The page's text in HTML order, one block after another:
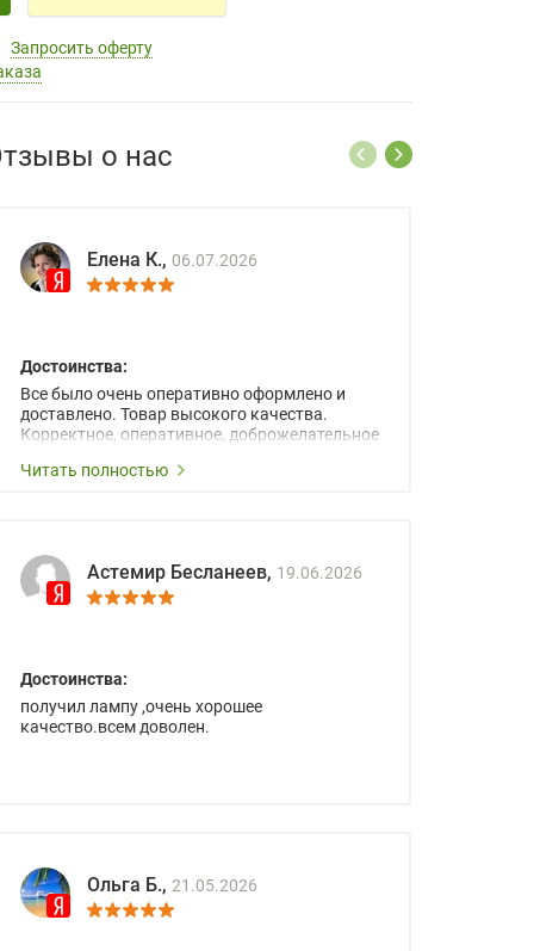
Запросить оферту
о нас
Елена К., 06.07.2026
Достоинства:
Все было очень оперативно оформлено и
доставлено. Товар высокого качества.
Корректное, оперативное, доброжелательное
Читать полностью
Астемир Бесланеев, 19.06.2026
Достоинства:
получил лампу ,очень хорошее
качество.всем доволен.
Ольга Б., 21.05.2026